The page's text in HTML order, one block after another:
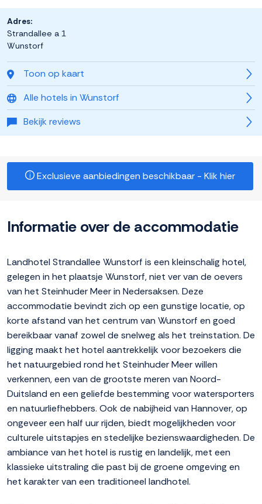
Toon op kaart
Alle hotels in Wunstorf
Bekijk reviews
Adres:
Strandallee a 1
Wunstorf
Exclusieve aanbiedingen beschikbaar - Klik hier
Informatie over de accommodatie
Landhotel Strandallee Wunstorf is een kleinschalig hotel,
gelegen in het plaatsje Wunstorf, niet ver van de oevers
van het Steinhuder Meer in Nedersaksen. Deze
accommodatie bevindt zich op een gunstige locatie, op
korte afstand van het centrum van Wunstorf en goed
bereikbaar vanaf zowel de snelweg als het treinstation. De
ligging maakt het hotel aantrekkelijk voor bezoekers die
het natuurgebied rond het Steinhuder Meer willen
verkennen, een van de grootste meren van Noord-
Duitsland en een geliefde bestemming voor watersporters
en natuurliefhebbers. Ook de nabijheid van Hannover, op
ongeveer een half uur rijden, biedt mogelijkheden voor
culturele uitstapjes en stedelijke bezienswaardigheden. De
ambiance van het hotel is rustig en landelijk, met een
klassieke uitstraling die past bij de groene omgeving en
het karakter van een traditioneel landhotel.